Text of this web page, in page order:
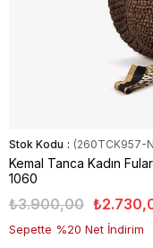
Stok Kodu (260TCK957-
Kemal Tanca Kadın
1060
₺3.900,00
Sepette %20 Net İndirim